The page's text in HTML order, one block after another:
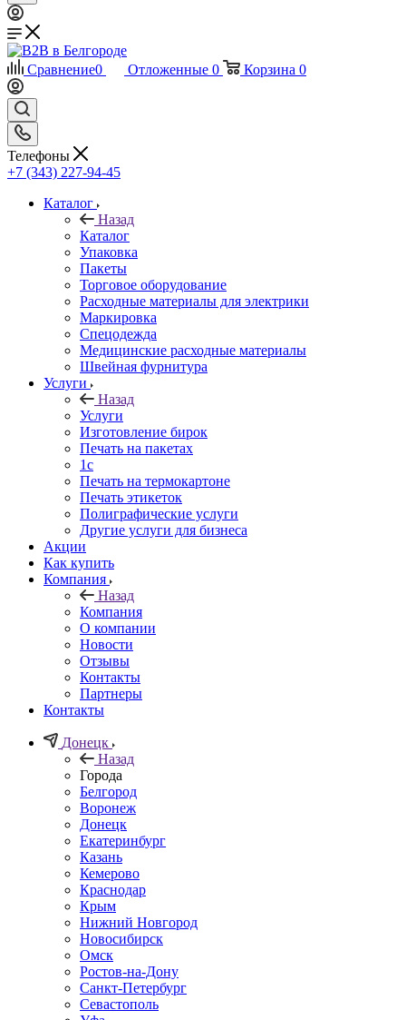
Сравнение0 Отложенные 0 Корзина 0
Телефоны
+7 (343) 227-94-45
Каталог
Назад
Каталог
Упаковка
Пакеты
Торговое оборудование
Расходные материалы для электрики
Маркировка
Спецодежда
Медицинские расходные материалы
Швейная фурнитура
Услуги
Назад
Услуги
Изготовление бирок
Печать на пакетах
1c
Печать на термокартоне
Печать этикеток
Полиграфические услуги
Другие услуги для бизнеса
Акции
Как купить
Компания
Назад
Компания
О компании
Новости
Отзывы
Контакты
Партнеры
Контакты
Донецк
Назад
Города
Белгород
Воронеж
Донецк
Екатеринбург
Казань
Кемерово
Краснодар
Крым
Нижний Новгород
Новосибирск
Омск
Ростов-на-Дону
Санкт-Петербург
Севастополь